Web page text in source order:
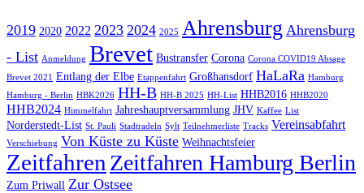
2019 2020 2022 2023 2024 2025 Ahrensburg Ahrensburg
- List Anmeldung Brevet Bustransfer Corona Corona COVID19 Absage
Brevet 2021 Entlang der Elbe Etappenfahrt Großhansdorf HaLaRa Hamburg
Hamburg - Berlin HBK2026 HH-B HH-B 2025 HH-List HHB2016 HHB2020
HHB2024 Himmelfahrt Jahreshauptversammlung JHV Kaffee List
Norderstedt-List St. Pauli Stadtradeln Sylt Teilnehmerliste Tracks Vereinsabfahrt
Verschiebung Von Küste zu Küste Weihnachtsfeier
Zeitfahren Zeitfahren Hamburg Berlin
Zum Priwall Zur Ostsee